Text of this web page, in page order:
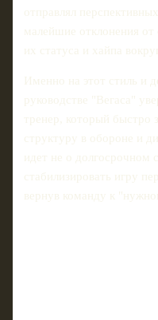
отправлял
малейшие отклонения от
их статуса и хайпа
Именно на этот стиль и
руководстве "Вегаса"
тренер, который быстро
структуру в обороне и
идет не о долгосрочном
стабилизировать игру
вернув команду к